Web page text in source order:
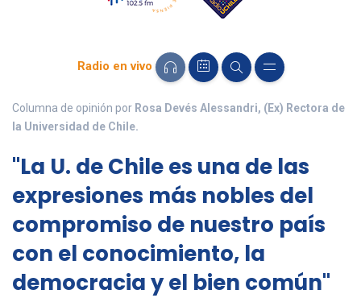
Radio en vivo
Columna de opinión por Rosa Devés Alessandri, (Ex) Rectora de
la Universidad de Chile.
"La U. de Chile es una de las
expresiones más nobles del
compromiso de nuestro país
con el conocimiento, la
democracia y el bien común"